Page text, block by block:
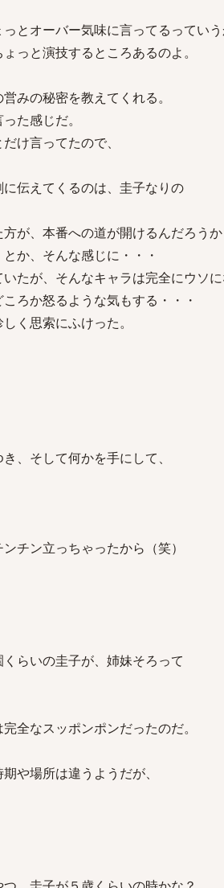
とオーバー気味に言ってるってい
っと演技するところあるのよ。
みの秘密を教えてくれる。
た感じだ。
け言ってたので、
伝えてくるのは、圭子なりの
が、本番への道が開けるんだろう
か、そんな感じに・・・
たが、そんなキャラは完全にウソ
ろか怒るような気もする・・・
く思索にふけった。
、そして何かを手にして、
チン立っちゃったから（笑）
らいの圭子が、姉妹そろって
全なスッポンポンだったのだ。
や場所は違うようだが、